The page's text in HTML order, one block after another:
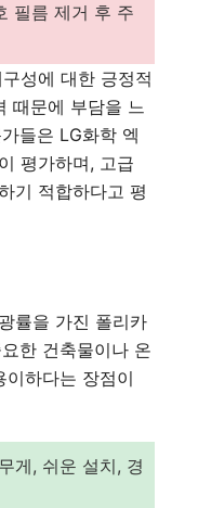
필름 제거 후 주
성에 대한 긍정적
때문에 부담을 느
들은 LG화학 엑
평가하며, 고급
기 적합하다고 평
률을 가진 폴리카
한 건축물이나 온
하다는 장점이
게, 쉬운 설치, 경